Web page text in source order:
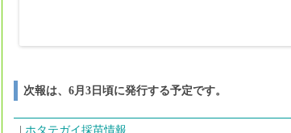
次報は、6月3日頃に発行する予定です。
ホタテガイ採苗情報